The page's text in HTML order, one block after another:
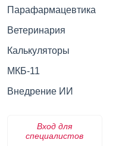
Парафармацевтика
Ветеринария
Калькуляторы
МКБ-11
Внедрение ИИ
Вход для
специалистов